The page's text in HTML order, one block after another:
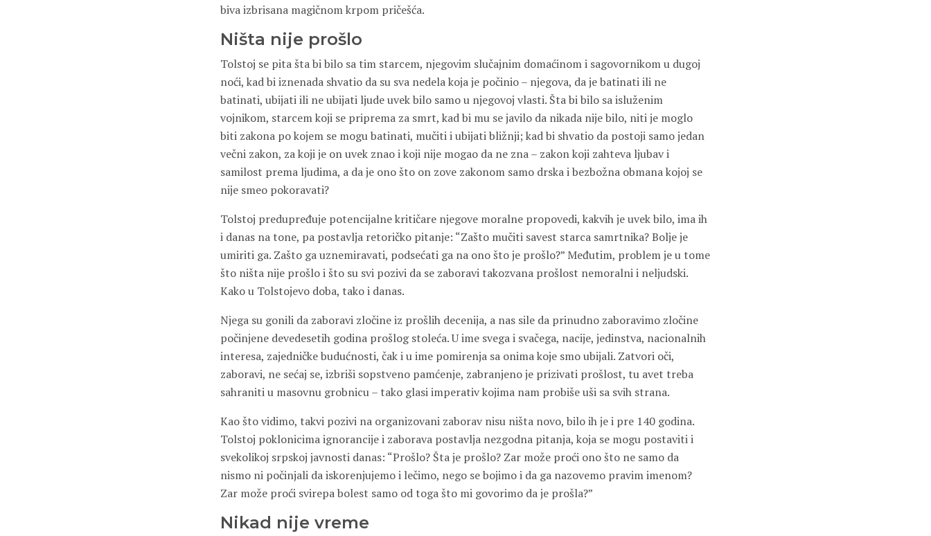
biva izbrisana magičnom krpom pričešća.
Ništa nije prošlo
Tolstoj se pita šta bi bilo sa tim starcem, njegovim slučajnim domaćinom i sagovornikom u dugoj
noći, kad bi iznenada shvatio da su sva nedela koja je počinio – njegova, da je batinati ili ne
batinati, ubijati ili ne ubijati ljude uvek bilo samo u njegovoj vlasti. Šta bi bilo sa isluženim
vojnikom, starcem koji se priprema za smrt, kad bi mu se javilo da nikada nije bilo, niti je moglo
biti zakona po kojem se mogu batinati, mučiti i ubijati bližnji; kad bi shvatio da postoji samo jedan
večni zakon, za koji je on uvek znao i koji nije mogao da ne zna – zakon koji zahteva ljubav i
samilost prema ljudima, a da je ono što on zove zakonom samo drska i bezbožna obmana kojoj se
nije smeo pokoravati?
Tolstoj predupređuje potencijalne kritičare njegove moralne propovedi, kakvih je uvek bilo, ima ih
i danas na tone, pa postavlja retoričko pitanje: “Zašto mučiti savest starca samrtnika? Bolje je
umiriti ga. Zašto ga uznemiravati, podsećati ga na ono što je prošlo?” Međutim, problem je u tome
što ništa nije prošlo i što su svi pozivi da se zaboravi takozvana prošlost nemoralni i neljudski.
Kako u Tolstojevo doba, tako i danas.
Njega su gonili da zaboravi zločine iz prošlih decenija, a nas sile da prinudno zaboravimo zločine
počinjene devedesetih godina prošlog stoleća. U ime svega i svačega, nacije, jedinstva, nacionalnih
interesa, zajedničke budućnosti, čak i u ime pomirenja sa onima koje smo ubijali. Zatvori oči,
zaboravi, ne sećaj se, izbriši sopstveno pamćenje, zabranjeno je prizivati prošlost, tu avet treba
sahraniti u masovnu grobnicu – tako glasi imperativ kojima nam probiše uši sa svih strana.
Kao što vidimo, takvi pozivi na organizovani zaborav nisu ništa novo, bilo ih je i pre 140 godina.
Tolstoj poklonicima ignorancije i zaborava postavlja nezgodna pitanja, koja se mogu postaviti i
svekolikoj srpskoj javnosti danas: “Prošlo? Šta je prošlo? Zar može proći ono što ne samo da
nismo ni počinjali da iskorenjujemo i lečimo, nego se bojimo i da ga nazovemo pravim imenom?
Zar može proći svirepa bolest samo od toga što mi govorimo da je prošla?”
Nikad nije vreme